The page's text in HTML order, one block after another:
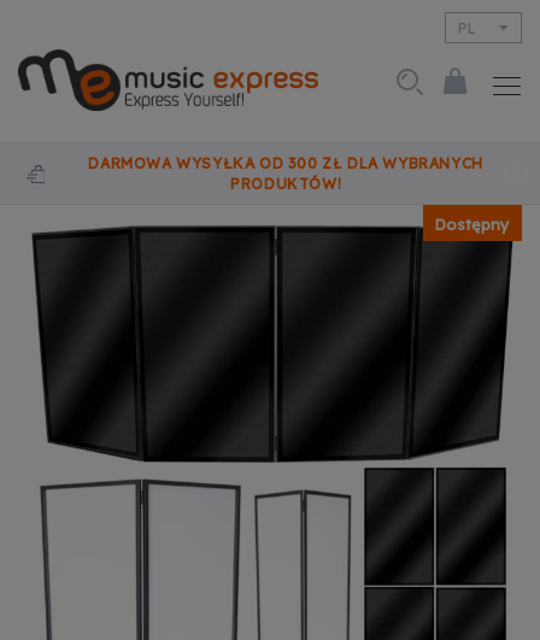
PL
DARMOWA WYSYŁKA OD 300 ZŁ DLA WYBRANYCH
PRODUKTÓW!
Dostępny